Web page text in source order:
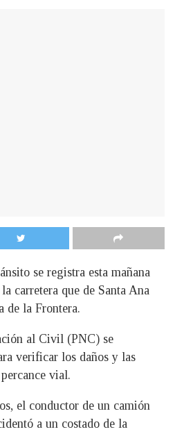
se registra esta mañana
carretera que de Santa Ana
de la Frontera.
al Civil (PNC) se
verificar los daños y las
vial.
el conductor de un camión
a un costado de la